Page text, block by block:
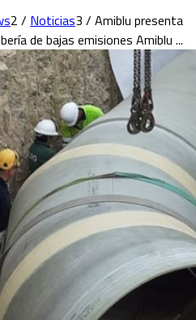
Amiblu
(NC Line)
2 / Noticias3 / Amiblu presenta
de bajas emisiones Amiblu ...